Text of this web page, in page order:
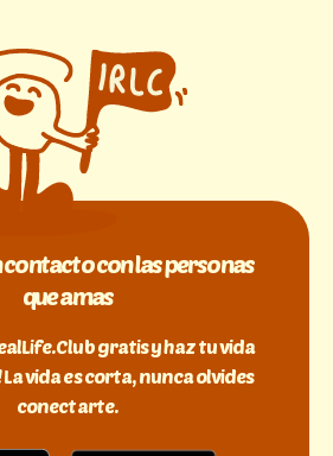
con las personas
que amas
gratis y haz tu vida
vida es corta, nunca olvides
conectarte.